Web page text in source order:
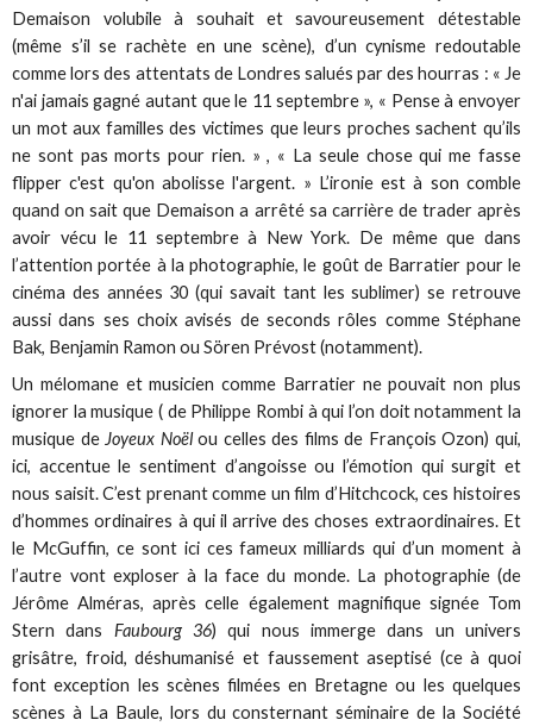
Demaison volubile à souhait et savoureusement détestable
(même s’il se rachète en une scène), d’un cynisme redoutable
comme lors des attentats de Londres salués par des hourras : « Je
n'ai jamais gagné autant que le 11 septembre », « Pense à envoyer
un mot aux familles des victimes que leurs proches sachent qu’ils
ne sont pas morts pour rien. » , « La seule chose qui me fasse
flipper c'est qu'on abolisse l'argent. » L’ironie est à son comble
quand on sait que Demaison a arrêté sa carrière de trader après
avoir vécu le 11 septembre à New York. De même que dans
l’attention portée à la photographie, le goût de Barratier pour le
cinéma des années 30 (qui savait tant les sublimer) se retrouve
aussi dans ses choix avisés de seconds rôles comme Stéphane
Bak, Benjamin Ramon ou Sören Prévost (notamment).
Un mélomane et musicien comme Barratier ne pouvait non plus
ignorer la musique ( de Philippe Rombi à qui l’on doit notamment la
musique deJoyeux Noëlou celles des films de François Ozon) qui,
ici, accentue le sentiment d’angoisse ou l’émotion qui surgit et
nous saisit. C’est prenant comme un film d’Hitchcock, ces histoires
d’hommes ordinaires à qui il arrive des choses extraordinaires. Et
le McGuffin, ce sont ici ces fameux milliards qui d’un moment à
l’autre vont exploser à la face du monde. La photographie (de
Jérôme Alméras, après celle également magnifique signée Tom
Stern dans Faubourg 36) qui nous immerge dans un univers
grisâtre, froid, déshumanisé et faussement aseptisé (ce à quoi
font exception les scènes filmées en Bretagne ou les quelques
scènes à La Baule, lors du consternant séminaire de la Société